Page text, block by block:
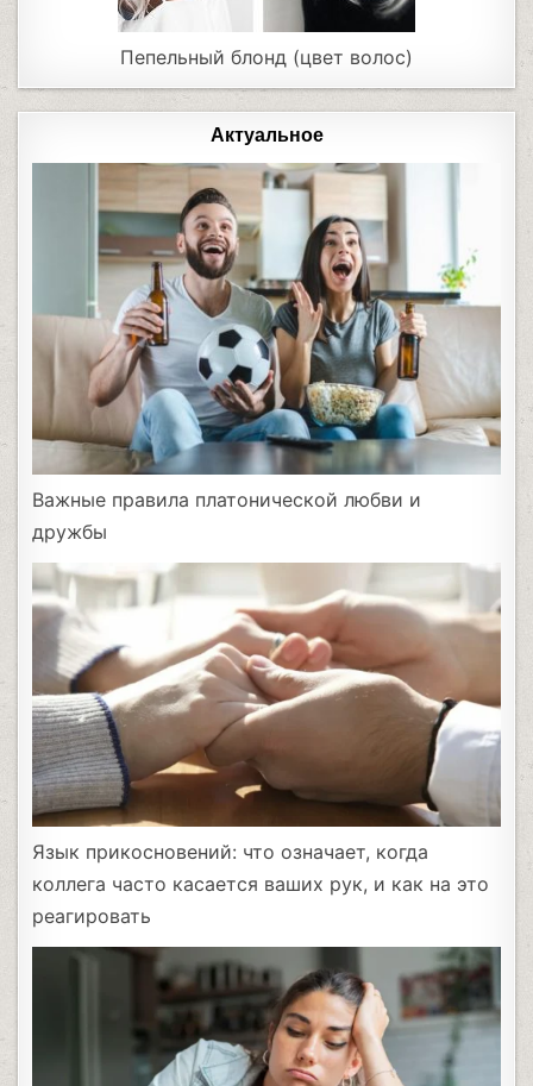
Пепельный блонд (цвет волос)
Актуальное
Важные правила платонической любви и
дружбы
Язык прикосновений: что означает, когда
коллега часто касается ваших рук, и как на это
реагировать